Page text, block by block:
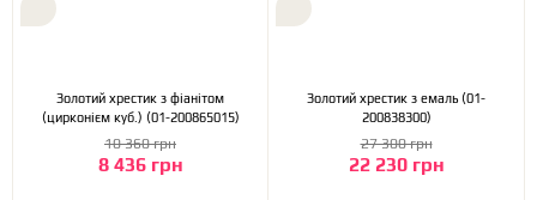
Золотий хрестик з фіанітом
(цирконієм куб.) (01-200865015)
8 436 грн
10 360 грн
Золотий хрестик з емаль (01-
200838300)
22 230 грн
27 300 грн